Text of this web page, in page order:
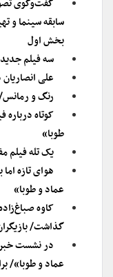
گفت‌وگوی
سابقه سینما و
بخش اول
سه فیلم
علی
رنگ و
کوتاه
طوبا»
یک تله فیلم
هوای تازه
عماد و طوبا»
کاوه
گذاشت/
در نشست
عماد و طوبا»/